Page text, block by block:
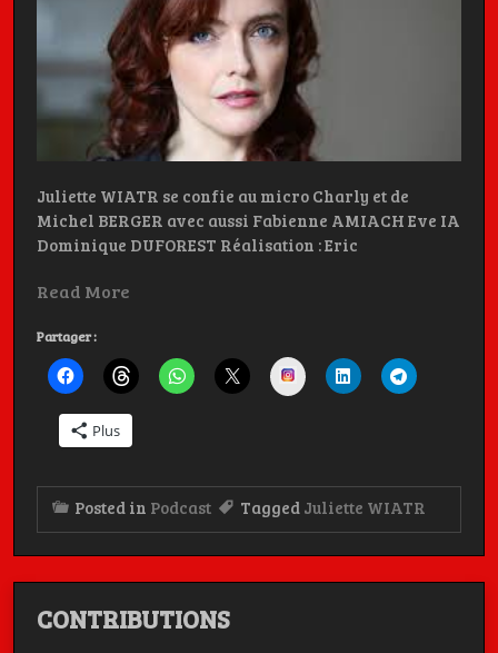
Les Artistes ont la Parole, c'est aussi dans la poche
Juliette WIATR se confie au micro Charly et de
Michel BERGER avec aussi Fabienne AMIACH Eve IA
Dominique DUFOREST Réalisation : Eric
Read More
Partager :
Instagram
Plus
Posted in Podcast Tagged Juliette WIATR
CONTRIBUTIONS